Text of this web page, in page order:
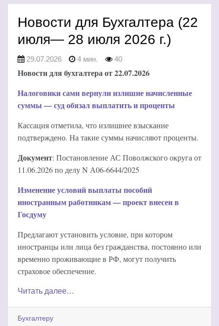
Новости для Бухгалтера (22
июля— 28 июля 2026 г.)
29.07.2026 4 мин. 40
Новости для бухгалтера от 22.07.2026
Налоговики сами вернули излишне начисленные
суммы — суд обязал выплатить и проценты
Кассация отметила, что излишнее взыскание
подтверждено. На такие суммы начисляют проценты.
Документ: Постановление АС Поволжского округа от
11.06.2026 по делу N А06-6644/2025
Изменение условий выплаты пособий
иностранным работникам — проект внесен в
Госдуму
Предлагают установить условие, при котором
иностранцы или лица без гражданства, постоянно или
временно проживающие в РФ, могут получить
страховое обеспечение.
Читать далее…
Бухгалтеру